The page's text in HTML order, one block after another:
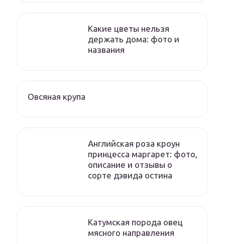
Какие цветы нельзя
держать дома: фото и
названия
Овсяная крупа
Английская роза кроун
принцесса маргарет: фото,
описание и отзывы о
сорте дэвида остина
Катумская порода овец
мясного направления